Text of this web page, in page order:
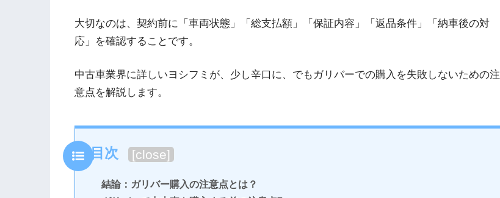
大切なのは、契約前に「車両状態」「総支払額」「保証内容」「返品条件」「納車後の対
応」を確認することです。
中古車業界に詳しいヨシフミが、少し辛口に、でもガリバーでの購入を失敗しないための注
意点を解説します。
目次 [close]
結論：ガリバー購入の注意点とは？